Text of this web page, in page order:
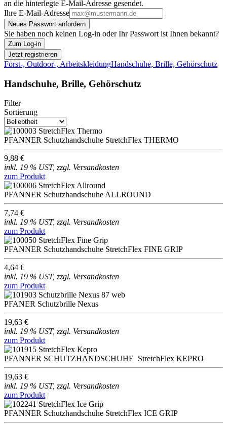
an die hinterlegte E-Mail-Adresse gesendet.
Ihre E-Mail-Adresse
Neues Passwort anfordern
Sie haben noch keinen Log-in oder Ihr Passwort ist Ihnen bekannt?
Zum Log-in
Jetzt registrieren
Forst-, Outdoor-, ArbeitskleidungHandschuhe, Brille, Gehörschutz
Handschuhe, Brille, Gehörschutz
Filter
Sortierung
PFANNER Schutzhandschuhe StretchFlex THERMO
9,88 €
inkl. 19 % UST, zzgl. Versandkosten
zum Produkt
PFANNER Schutzhandschuhe ALLROUND
7,74 €
inkl. 19 % UST, zzgl. Versandkosten
zum Produkt
PFANNER Schutzhandschuhe StretchFlex FINE GRIP
4,64 €
inkl. 19 % UST, zzgl. Versandkosten
zum Produkt
PFANER Schutzbrille Nexus
19,63 €
inkl. 19 % UST, zzgl. Versandkosten
zum Produkt
PFANNER SCHUTZHANDSCHUHE StretchFlex KEPRO
19,63 €
inkl. 19 % UST, zzgl. Versandkosten
zum Produkt
PFANNER Schutzhandschuhe StretchFlex ICE GRIP